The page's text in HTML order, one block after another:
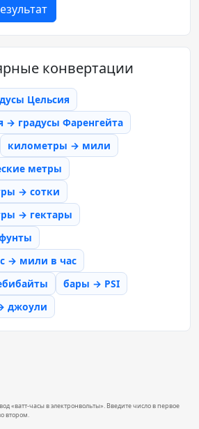
конвертации
Цельсия
→ градусы Фаренгейта
километры → мили
метры
→ сотки
→ гектары
→ мили в час
бары → PSI
джоули
«ватт-часы в электронвольты». Введите число в первое
втором.